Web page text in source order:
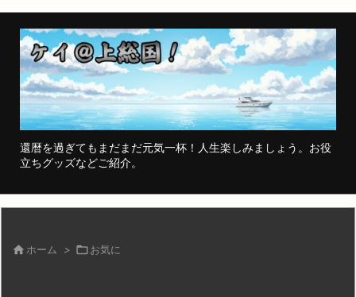
還暦を過ぎてもまだまだ元気一杯！人生楽しみましょう。お役
立ちグッズなどご紹介。
 ホーム > お気に